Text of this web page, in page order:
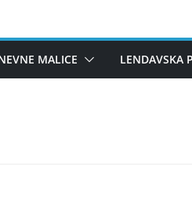
MALICE LENDAVSKA